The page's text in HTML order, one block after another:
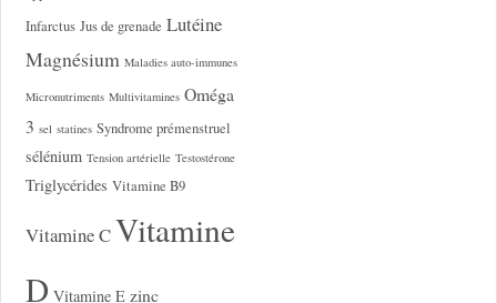
Infarctus Jus de grenade Lutéine
Magnésium Maladies auto-immunes
Micronutriments Multivitamines Oméga
3 sel statines Syndrome prémenstruel
sélénium Tension artérielle Testostérone
Triglycérides Vitamine B9
Vitamine CVitamine
D Vitamine E zinc